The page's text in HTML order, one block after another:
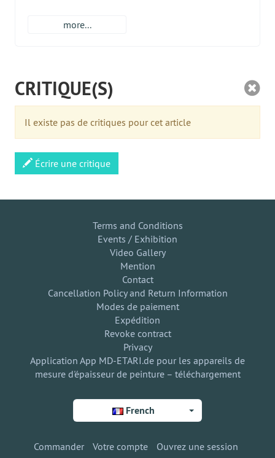
more...
CRITIQUE(S)
Il existe pas de critiques pour cet article
Écrire une critique
Terms and Conditions
Events / Exhibition
Video Gallery
Mention
Contact
Cancellation Policy and Return Information
Modes de paiement
Expédition
Revoke contract
Privacy
Application App MD-ETARI.de pour les appareils de
mesure d'épaisseur de peinture – téléchargement
French
Commander Votre compte Ouvrez une session